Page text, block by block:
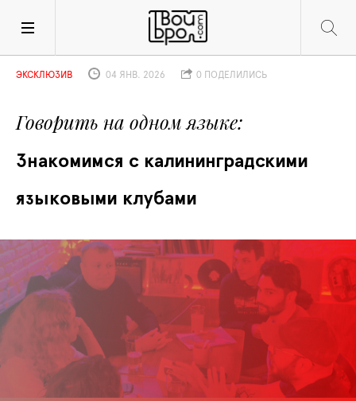
Говорить на одном языке
Знакомимся с калининградскими
языковыми клубами
ЭКСКЛЮЗИВ 04 ЯНВ. 2026 0 ПОДЕЛИЛИСЬ